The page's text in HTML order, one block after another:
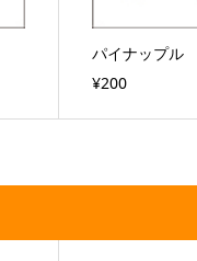
パイナップル
¥200